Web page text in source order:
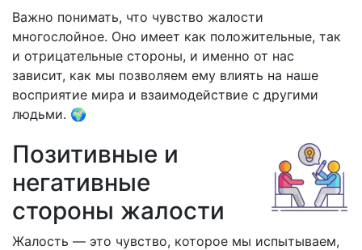
Важно понимать, что чувство жалости
многослойное. Оно имеет как положительные, так
и отрицательные стороны, и именно от нас
зависит, как мы позволяем ему влиять на наше
восприятие мира и взаимодействие с другими
людьми. 🌍
Позитивные и
негативные
стороны жалости
Жалость — это чувство, которое мы испытываем,